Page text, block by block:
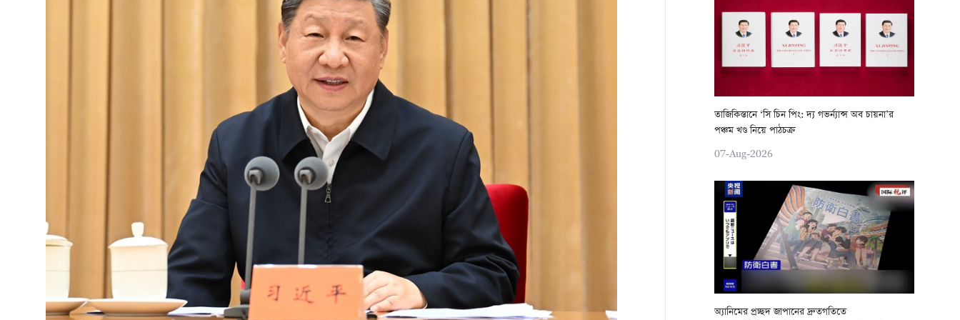
তাজিকিস্তানে ‘সি চিন পিং: দ্য গভর্ন্যান্স অব চায়না’র
পঞ্চম খণ্ড নিয়ে পাঠচক্র
07-Aug-2026
অ্যানিমের প্রচ্ছদ জাপানের দ্রুতগতিতে